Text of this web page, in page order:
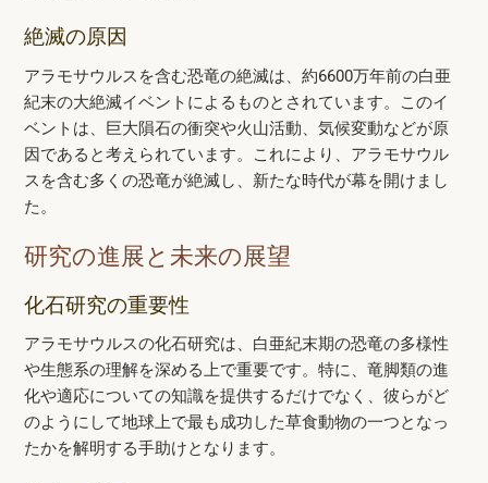
絶滅の原因
アラモサウルスを含む恐竜の絶滅は、約6600万年前の白亜
紀末の大絶滅イベントによるものとされています。このイ
ベントは、巨大隕石の衝突や火山活動、気候変動などが原
因であると考えられています。これにより、アラモサウル
スを含む多くの恐竜が絶滅し、新たな時代が幕を開けまし
た。
研究の進展と未来の展望
化石研究の重要性
アラモサウルスの化石研究は、白亜紀末期の恐竜の多様性
や生態系の理解を深める上で重要です。特に、竜脚類の進
化や適応についての知識を提供するだけでなく、彼らがど
のようにして地球上で最も成功した草食動物の一つとなっ
たかを解明する手助けとなります。